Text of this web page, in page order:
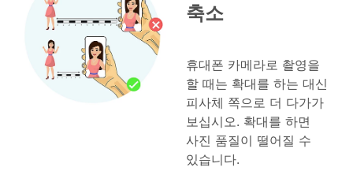
축소
휴대폰 카메라로 촬영을
할 때는 확대를 하는 대신
피사체 쪽으로 더 다가가
보십시오. 확대를 하면
사진 품질이 떨어질 수
있습니다.